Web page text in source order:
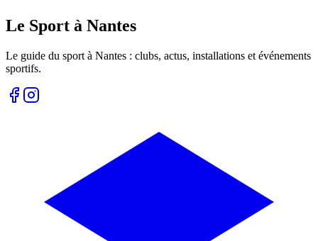
Le Sport à Nantes
Le guide du sport à Nantes : clubs, actus, installations et événements
sportifs.